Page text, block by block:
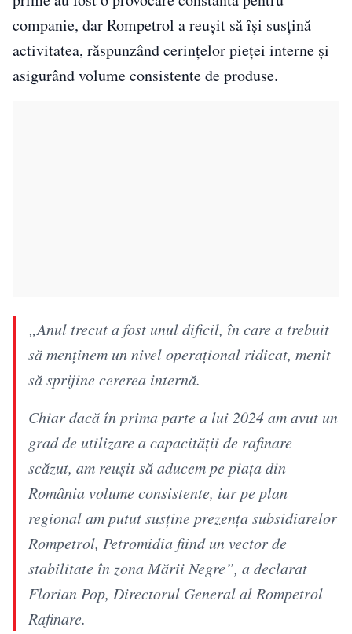
companie, dar Rompetrol a reușit să își susțină
activitatea, răspunzând cerințelor pieței interne și
asigurând volume consistente de produse.
„Anul trecut a fost unul dificil, în care a trebuit
să menținem un nivel operațional ridicat, menit
să sprijine cererea internă.
Chiar dacă în prima parte a lui 2024 am avut un
grad de utilizare a capacității de rafinare
scăzut, am reușit să aducem pe piața din
România volume consistente, iar pe plan
regional am putut susține prezența subsidiarelor
Rompetrol, Petromidia fiind un vector de
stabilitate în zona Mării Negre”, a declarat
Florian Pop, Directorul General al Rompetrol
Rafinare.